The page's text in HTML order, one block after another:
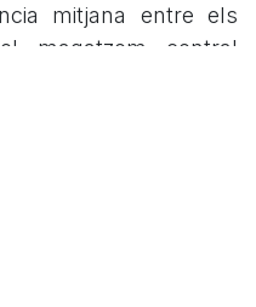
mitjana entre els
magatzem central